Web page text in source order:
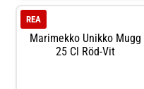
Maija & Kristina Isola. Skötselråd
för kaffekoppen- Ugnsfast.-
Frystålig.- Tål mikrovågsugn.- Tål
diskmaskin. Shoppa Kaffekoppar
och mer Muggar & Koppar hos
Marimekko Unikko Mugg
25 Cl Röd-Vit
REA